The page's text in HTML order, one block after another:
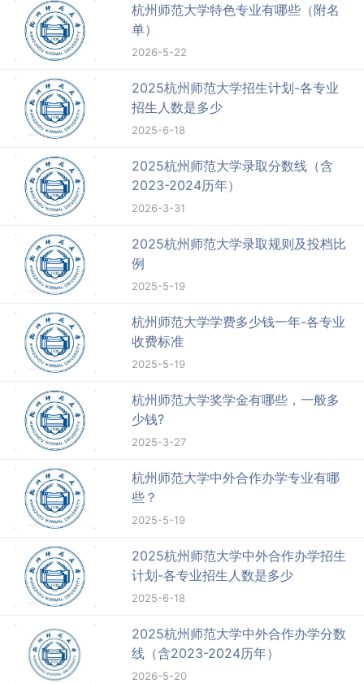
杭州师范大学特色专业有哪些（附名
单）
2026-5-22
2025杭州师范大学招生计划-各专业
招生人数是多少
2025-6-18
2025杭州师范大学录取分数线（含
2023-2024历年）
2026-3-31
2025杭州师范大学录取规则及投档比
例
2025-5-19
杭州师范大学学费多少钱一年-各专业
收费标准
2025-5-19
杭州师范大学奖学金有哪些，一般多
少钱?
2025-3-27
杭州师范大学中外合作办学专业有哪
些？
2025-5-19
2025杭州师范大学中外合作办学招生
计划-各专业招生人数是多少
2025-6-18
2025杭州师范大学中外合作办学分数
线（含2023-2024历年）
2026-5-20